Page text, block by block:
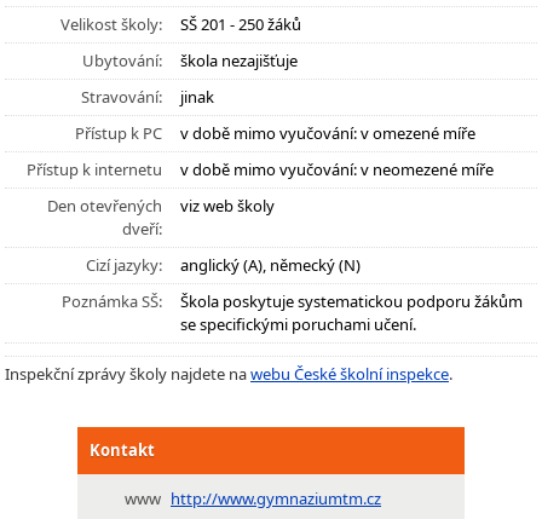
Velikost školy:
SŠ 201 - 250 žáků
Ubytování:
škola nezajišťuje
Stravování:
jinak
Přístup k PC
v době mimo vyučování: v omezené míře
Přístup k internetu
v době mimo vyučování: v neomezené míře
Den otevřených
dveří:
viz web školy
Cizí jazyky:
anglický (A), německý (N)
Poznámka SŠ:
Škola poskytuje systematickou podporu žákům
se specifickými poruchami učení.
Inspekční zprávy školy najdete nawebu České školní inspekce.
Kontakt
www http://www.gymnaziumtm.cz